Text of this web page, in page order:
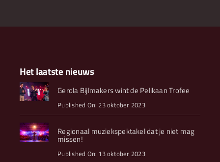
Het laatste nieuws
Gerola Bijlmakers wint de Pelikaan Trofee
Published On: 23 oktober 2023
Regionaal muziekspektakel dat je niet mag
missen!
Published On: 13 oktober 2023